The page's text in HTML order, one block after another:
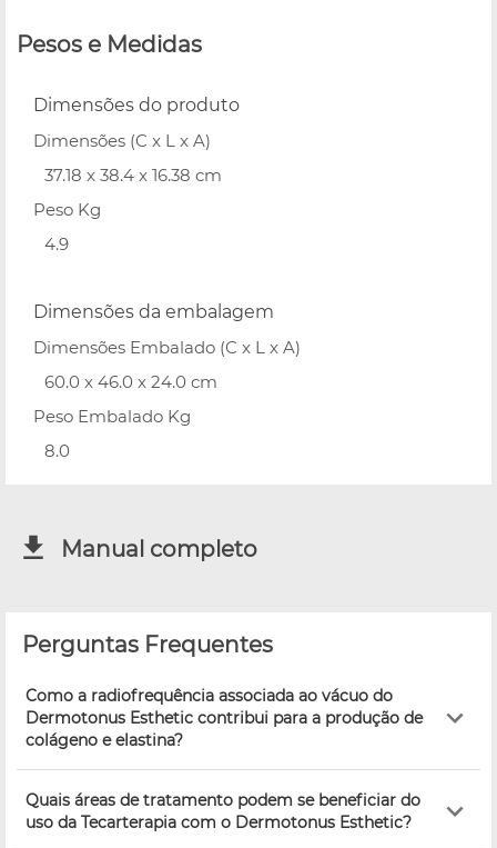
Pesos e Medidas
Dimensões do produto
Dimensões (C x L x A)
37.18 x 38.4 x 16.38 cm
Peso Kg
4.9
Dimensões da embalagem
Dimensões Embalado (C x L x A)
60.0 x 46.0 x 24.0 cm
Peso Embalado Kg
8.0
Manual completo
Perguntas Frequentes
Como a radiofrequência associada ao vácuo do
Dermotonus Esthetic contribui para a produção de
colágeno e elastina?
Quais áreas de tratamento podem se beneficiar do
uso da Tecarterapia com o Dermotonus Esthetic?